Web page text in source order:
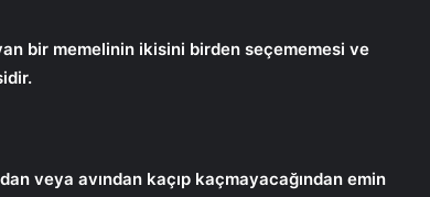
bir memelinin ikisini birden seçememesi ve
veya avından kaçıp kaçmayacağından emin